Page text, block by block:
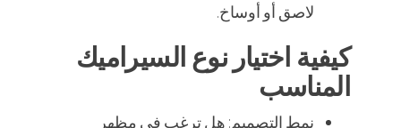
لاصق أو أوساخ.
كيفية اختيار نوع السيراميك
المناسب
نمط التصميم: هل ترغب في مظهر